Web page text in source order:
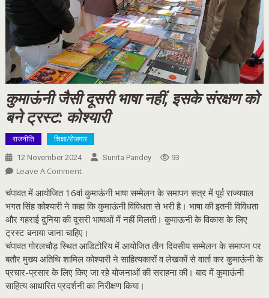
कुमाऊंनी जैसी दूसरी भाषा नहीं, इसके संरक्षण को
बने ट्रस्ट: कोश्यारी
राजनीति शिक्षा/रोजगार
12 November 2024 Sunita Pandey 93
Leave A CommentOn
जैसी
दूसरी
भाषा
नहीं,
इसके
संरक्षण
को
बने
ट्रस्ट:
चंपावत में आयोजित 16वां कुमाऊंनी भाषा सम्मेलन के समापन सत्र में पूर्व राज्यपाल
भगत सिंह कोश्यारी ने कहा कि कुमाऊंनी विविधता से भरी है। भाषा की इतनी विविधता
और गहराई दुनिया की दूसरी भाषाओं में नहीं मिलती। कुमाऊनी के विकास के लिए
ट्रस्ट बनाया जाना चाहिए।
चंपावत गोरलचौड़ स्थित आडिटोरिय में आयोजित तीन दिवसीय सम्मेलन के समापन पर
बतौर मुख्य अतिथि शामिल कोश्यारी ने साहित्यकारों व लेखकों से वार्ता कर कुमाऊंनी के
प्रचार-प्रसार के लिए किए जा रहे योजनाओं की सराहना की। बाद में कुमाऊंनी
साहित्य आधारित प्रदर्शनी का निरीक्षण किया।